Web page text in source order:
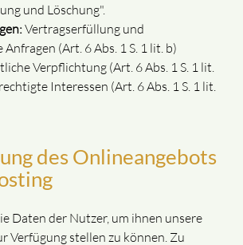
und Löschung".
Vertragserfüllung und
(Art. 6 Abs. 1 S. 1 lit. b)
Verpflichtung (Art. 6 Abs. 1 S. 1 lit.
Interessen (Art. 6 Abs. 1 S. 1 lit.
des Onlineangebots
Daten der Nutzer, um ihnen unsere
Verfügung stellen zu können. Zu